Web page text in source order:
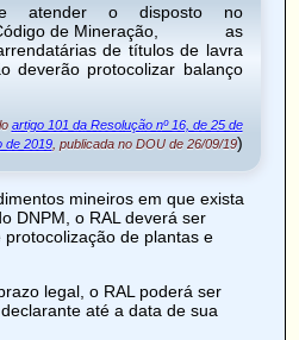
atender o disposto no
de Mineração, as
de títulos de lavra
deverão protocolizar balanço
artigo 101 da Resolução nº 16, de 25 de
de 2019, publicada no DOU de 26/09/19)
mineiros em que exista
DNPM, o RAL deverá ser
de plantas e
legal, o RAL poderá ser
até a data de sua